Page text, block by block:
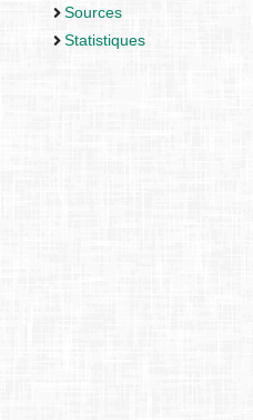
Sources
Statistiques